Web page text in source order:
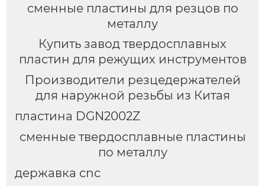
сменные пластины для резцов по
металлу
Купить завод твердосплавных
пластин для режущих инструментов
Производители резцедержателей
для наружной резьбы из Китая
пластина DGN2002Z
сменные твердосплавные пластины
по металлу
державка cnc